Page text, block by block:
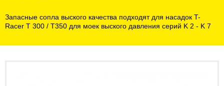
Запасные сопла выского качества подходят для насадок T-
Racer T 300 / T350 для моек выского давления серий K 2 - K 7